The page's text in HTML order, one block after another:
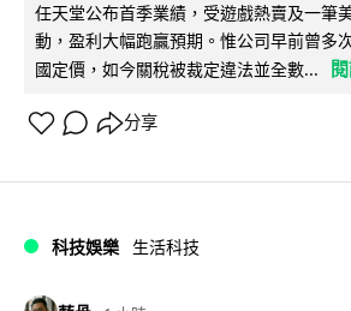
任天堂公布首季業績，受遊戲熱賣及一筆
動，盈利大幅跑贏預期。惟公司早前曾多
國定價，如今關稅被裁定違法並全數...
分享
科技娛樂 生活科技